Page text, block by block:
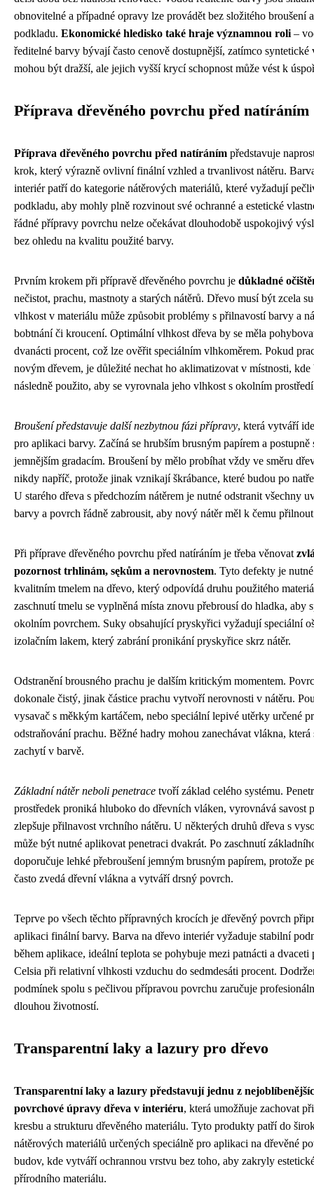
obnovitelné a případné opravy lze provádět bez složitého broušení
podkladu. Ekonomické hledisko také hraje významnou roli –
ředitelné barvy bývají často cenově dostupnější, zatímco syntetické
mohou být dražší, ale jejich vyšší krycí schopnost může vést k
Příprava dřevěného povrchu před natíráním
Příprava dřevěného povrchu před natíráním představuje
krok, který výrazně ovlivní finální vzhled a trvanlivost nátěru.
interiér patří do kategorie nátěrových materiálů, které vyžadují
podkladu, aby mohly plně rozvinout své ochranné a estetické
řádné přípravy povrchu nelze očekávat dlouhodobě uspokojivý
bez ohledu na kvalitu použité barvy.
Prvním krokem při přípravě dřevěného povrchu je důkladné
nečistot, prachu, mastnoty a starých nátěrů. Dřevo musí být zcela
vlhkost v materiálu může způsobit problémy s přilnavostí barvy a
bobtnání či kroucení. Optimální vlhkost dřeva by se měla
dvanácti procent, což lze ověřit speciálním vlhkoměrem. Pokud
novým dřevem, je důležité nechat ho aklimatizovat v místnosti, kde
následně použito, aby se vyrovnala jeho vlhkost s okolním
Broušení představuje další nezbytnou fázi přípravy, která vytváří
pro aplikaci barvy. Začíná se hrubším brusným papírem a postupně
jemnějším gradacím. Broušení by mělo probíhat vždy ve směru
nikdy napříč, protože jinak vznikají škrábance, které budou po
U starého dřeva s předchozím nátěrem je nutné odstranit všechny
barvy a povrch řádně zabrousit, aby nový nátěr měl k čemu
Při příprave dřevěného povrchu před natíráním je třeba věnovat
pozornost trhlinám, sękům a nerovnostem. Tyto defekty je
kvalitním tmelem na dřevo, který odpovídá druhu použitého
zaschnutí tmelu se vyplněná místa znovu přebrousí do hladka, aby
okolním povrchem. Suky obsahující pryskyřici vyžadují speciální
izolačním lakem, který zabrání pronikání pryskyřice skrz nátěr.
Odstranění brousného prachu je dalším kritickým momentem.
dokonale čistý, jinak částice prachu vytvoří nerovnosti v nátěru.
vysavač s měkkým kartáčem, nebo speciální lepivé utěrky určené
odstraňování prachu. Běžné hadry mohou zanechávat vlákna, která
zachytí v barvě.
Základní nátěr neboli penetrace tvoří základ celého systému.
prostředek proniká hluboko do dřevních vláken, vyrovnává savost
zlepšuje přilnavost vrchního nátěru. U některých druhů dřeva s
může být nutné aplikovat penetraci dvakrát. Po zaschnutí
doporučuje lehké přebroušení jemným brusným papírem, protože
často zvedá dřevní vlákna a vytváří drsný povrch.
Teprve po všech těchto přípravných krocích je dřevěný povrch
aplikaci finální barvy. Barva na dřevo interiér vyžaduje stabilní
během aplikace, ideální teplota se pohybuje mezi patnácti a dvaceti
Celsia při relativní vlhkosti vzduchu do sedmdesáti procent.
podmínek spolu s pečlivou přípravou povrchu zaručuje
dlouhou životností.
Transparentní laky a lazury pro dřevo
Transparentní laky a lazury představují jednu z
povrchové úpravy dřeva v interiéru, která umožňuje zachovat
kresbu a strukturu dřevěného materiálu. Tyto produkty patří do
nátěrových materiálů určených speciálně pro aplikaci na dřevěné
budov, kde vytváří ochrannou vrstvu bez toho, aby zakryly
přírodního materiálu.